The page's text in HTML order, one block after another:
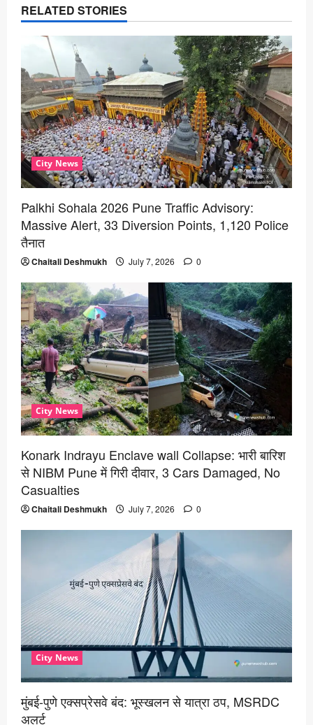
RELATED STORIES
City News
Palkhi Sohala 2026 Pune Traffic Advisory:
Massive Alert, 33 Diversion Points, 1,120 Police
तैनात
Chaitali Deshmukh July 7, 2026 0
City News
Konark Indrayu Enclave wall Collapse: भारी बारिश
से NIBM Pune में गिरी दीवार, 3 Cars Damaged, No
Casualties
Chaitali Deshmukh July 7, 2026 0
City News
मुंबई-पुणे एक्सप्रेसवे बंद: भूस्खलन से यात्रा ठप, MSRDC
अलर्ट